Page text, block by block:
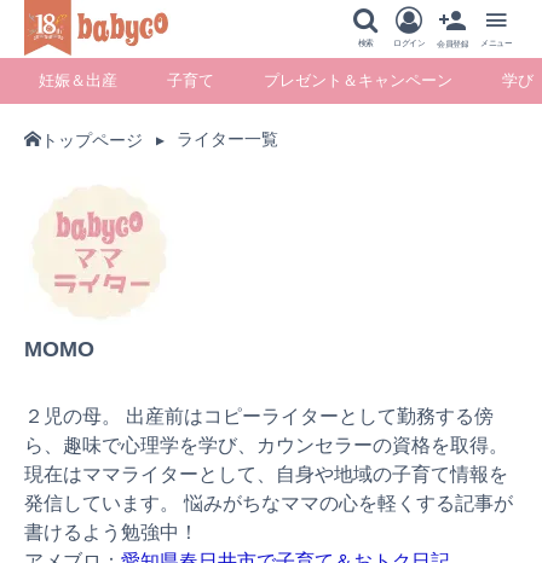
検索 ログイン 会員登録 メニュー
妊娠＆出産 子育て プレゼント＆キャンペーン 学び
トップページ ライター一覧
MOMO
２児の母。 出産前はコピーライターとして勤務する傍
ら、趣味で心理学を学び、カウンセラーの資格を取得。
現在はママライターとして、自身や地域の子育て情報を
発信しています。 悩みがちなママの心を軽くする記事が
書けるよう勉強中！